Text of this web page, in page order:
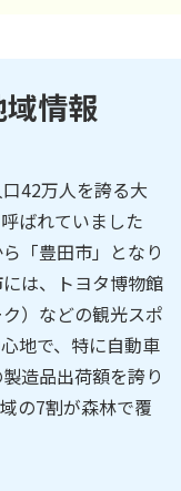
情報
42万人を誇る大
ばれていました
「豊田市」となり
は、トヨタ博物館
）などの観光スポ
地で、特に自動車
造品出荷額を誇り
の7割が森林で覆